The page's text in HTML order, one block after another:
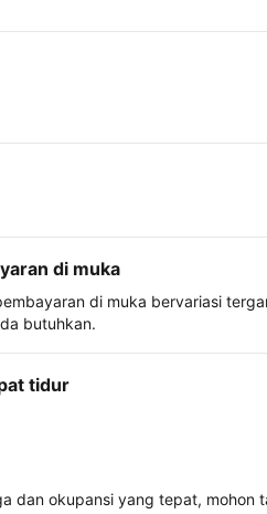
di muka
di muka bervariasi
butuhkan.
tidur
dan okupansi yang tepat,